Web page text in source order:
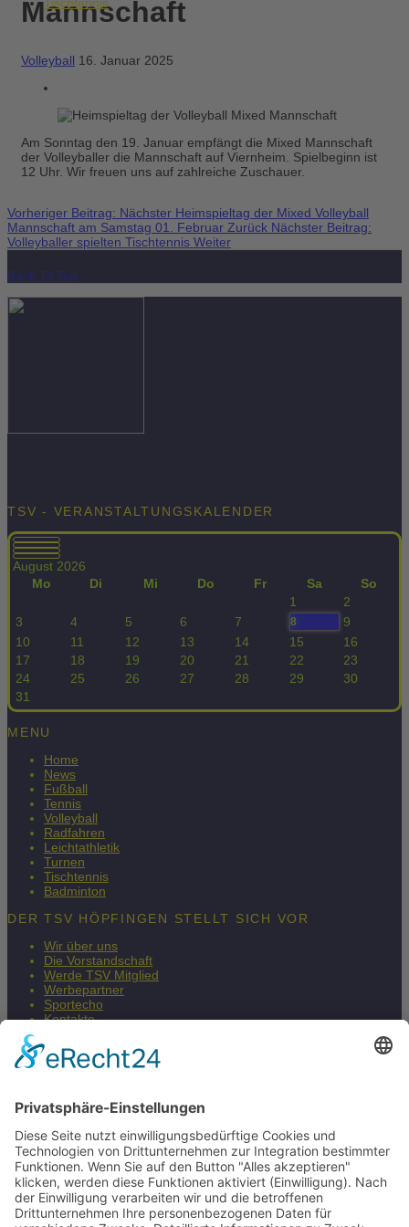
Tischtennis
Mannschaft
Volleyball 16. Januar 2025
Am Sonntag den 19. Januar empfängt die Mixed Mannschaft
der Volleyballer die Mannschaft auf Viernheim. Spielbeginn ist
12 Uhr. Wir freuen uns auf zahlreiche Zuschauer.
Vorheriger Beitrag: Nächster Heimspieltag der Mixed Volleyball
Mannschaft am Samstag 01. Februar Zurück Nächster Beitrag:
Volleyballer spielten Tischtennis Weiter
Back To Top
TSV - VERANSTALTUNGSKALENDER
August 2026
Mo
Di Mi Do Fr Sa
So
1
2
3
4 5 6 7 8
9
10
11 12 13 14 15
16
17
18 19 20 21 22
23
24
25 26 27 28 29
30
31
MENU
Home
News
Fußball
Tennis
Volleyball
Radfahren
Leichtathletik
Turnen
Tischtennis
Badminton
DER TSV HÖPFINGEN STELLT SICH VOR
Wir über uns
Die Vorstandschaft
Werde TSV Mitglied
Werbepartner
Sportecho
Kontakte
Datenschutzerklärung
Barrierefreiheitserklärung
Fair & Regional
Mehr Infos